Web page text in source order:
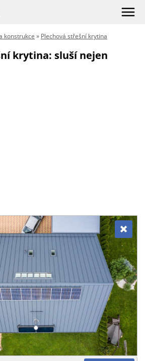
konstrukce » Plechová střešní krytina
krytina: sluší nejen